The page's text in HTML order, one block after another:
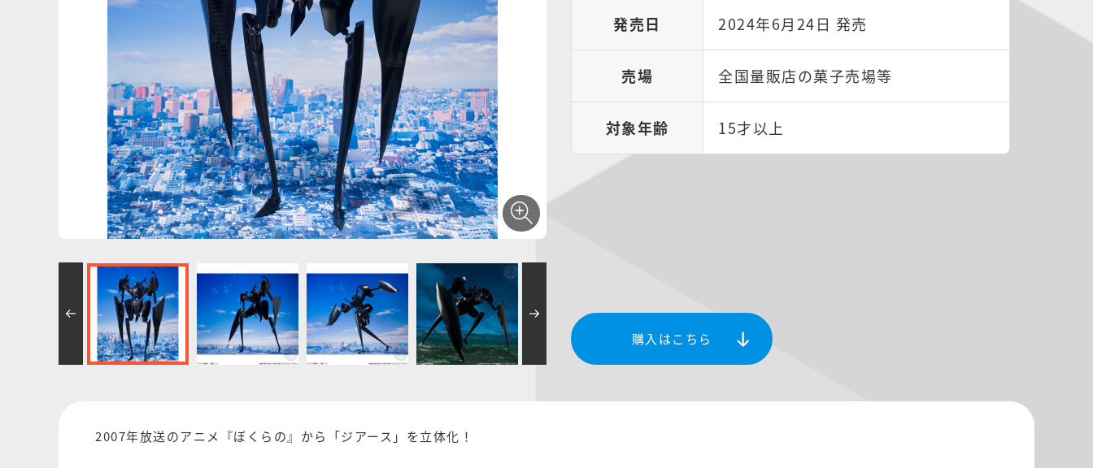
発売日 2024年6月24日 発売
売場 全国量販店の菓子売場等
対象年齢 15才以上
購入はこちら
2007年放送のアニメ『ぼくらの』から「ジアース」を立体化！